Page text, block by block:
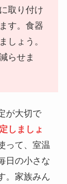
取り付け
す。食器
しょう。
らせま
が大切で
しましょ
って、室温
日の小さな
。家族みん